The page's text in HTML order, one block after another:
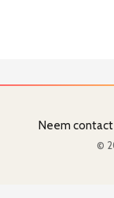
Neem
©